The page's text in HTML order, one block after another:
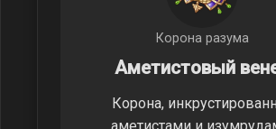
Корона разума
Аметистовый
Корона,